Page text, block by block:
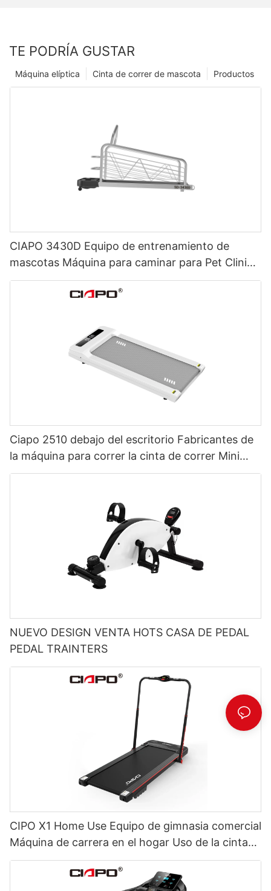
TE PODRÍA GUSTAR
Productos
Cinta de correr de mascota
Máquina elíptica
CIAPO 3430D Equipo de entrenamiento de
mascotas Máquina para caminar para Pet Clinic
y Animal Hospital
Ciapo 2510 debajo del escritorio Fabricantes de
la máquina para correr la cinta de correr Mini
cinta de correr en la cinta de correr en la cinta
NUEVO DESIGN VENTA HOTS CASA DE PEDAL
PEDAL TRAINTERS
CIPO X1 Home Use Equipo de gimnasia comercial
Máquina de carrera en el hogar Uso de la cinta
de correr de la almohadilla para caminar eléctrica